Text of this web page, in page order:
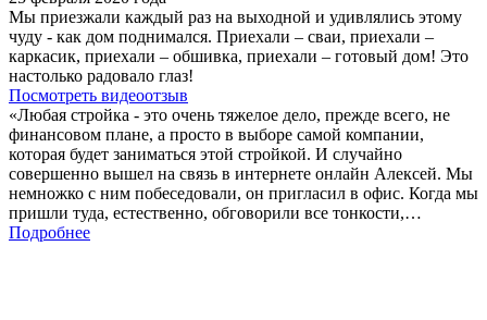
Мы приезжали каждый раз на выходной и удивлялись этому
чуду - как дом поднимался. Приехали – сваи, приехали –
каркасик, приехали – обшивка, приехали – готовый дом! Это
настолько радовало глаз!
Посмотреть видеоотзыв
«Любая стройка - это очень тяжелое дело, прежде всего, не
финансовом плане, а просто в выборе самой компании,
которая будет заниматься этой стройкой. И случайно
совершенно вышел на связь в интернете онлайн Алексей. Мы
немножко с ним побеседовали, он пригласил в офис. Когда мы
пришли туда, естественно, обговорили все тонкости,…
Подробнее